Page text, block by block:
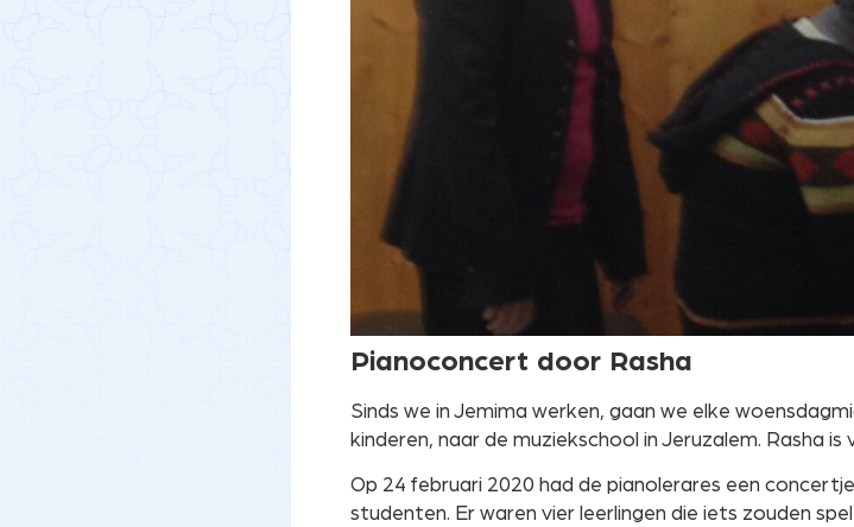
Pianoconcert door Rasha
Sinds we in Jemima werken, gaan we elke
kinderen, naar de muziekschool in Jeruzalem. Rasha
Op 24 februari 2020 had de pianolerares een
studenten. Er waren vier leerlingen die iets zouden